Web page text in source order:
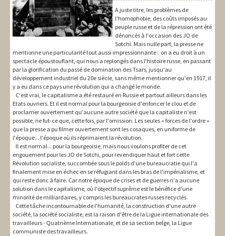
Syndical
Social
A juste titre, les problèmes de
l'homophobie, des coûts imposés au
peuple russe et de la répression ont été
dénoncés à l'occasion des JO de
Sotchi. Mais nulle part, la presse ne
mentionne une particularité tout aussi impressionnante : on a eu droit à un
spectacle époustouflant, qui nous a replongés dans l'histoire russe, en passant
par la glorification du passé de domination des Tsars, jusqu'au
développement industriel du 20e siècle, sans même mentionner qu'en 1917, il
y a eu dans ce pays une révolution qui a changé le monde.
C'est vrai, le capitalisme a été restauré en Russie et partout ailleurs dans les
Etats ouvriers. Et il est normal pour la bourgeoisie d'enfoncer le clou et de
proclamer ouvertement qu'aucune autre société que la capitaliste n'est
possible, ne fut-ce que, cette fois, par l'omission. Les seules « forces de l'ordre »
que la presse a pu filmer ouvertement sont les cosaques, en uniforme de
l'époque... l'époque où ils réprimaient la révolution.
Il est normal... pour la bourgeoisie, mais nous voulons profiter de cet
engouement pour les JO de Sotchi, pour revendiquer haut et fort cette
Révolution socialiste, succombée sous le poids d'une bureaucratie qui l'a
finalement mise en échec en se réfugiant dans les bras de l'impérialisme, et
qui reste donc à faire. Car notre époque de crises et de guerres n'a aucune
solution dans le capitalisme, où l'objectif suprême est le bénéfice d'une
minorité de milliardaires, y compris les bureaucrates russes recyclés.
Cette tâche incontournable de l'humanité, la construction d'une autre
société, la société socialiste, est la raison d'être de la Ligue internationale des
travailleurs - Quatrième Internationale, et de sa section belge, la Ligue
communiste des travailleurs.